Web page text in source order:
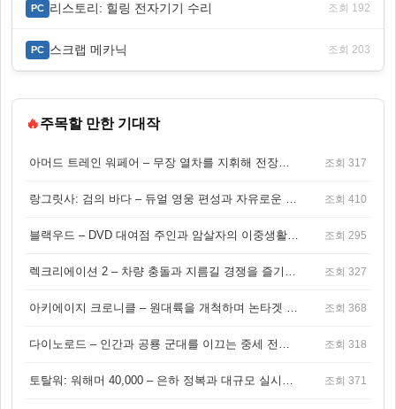
PC 리스토리: 힐링 전자기기 수리 조회 192
PC 스크랩 메카닉 조회 203
🔥주목할 만한 기대작
아머드 트레인 워페어 – 무장 열차를 지휘해 전장을 돌파하는 생존 전투 게임 조회 317
랑그릿사: 검의 바다 – 듀얼 영웅 편성과 자유로운 탐험을 결합한 판타지 전략 RPG 조회 410
블랙우드 – DVD 대여점 주인과 암살자의 이중생활을 그린 3인칭 액션 스릴러 게임 조회 295
렉크리에이션 2 – 차량 충돌과 지름길 경쟁을 즐기는 오픈월드 아케이드 레이싱 게임 조회 327
아키에이지 크로니클 – 원대륙을 개척하며 논타겟 전투를 즐기는 오픈월드 MMORPG 조회 368
다이노로드 – 인간과 공룡 군대를 이끄는 중세 전략 액션 RPG 조회 318
토탈워: 워해머 40,000 – 은하 정복과 대규모 실시간 전투가 결합된 전략 게임! 조회 371